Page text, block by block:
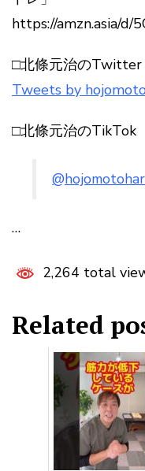
https://amzn.asia/d/
□北條元治のTwitter
Tweets by
□北條元治のTikTok
…
2,264 total
Related